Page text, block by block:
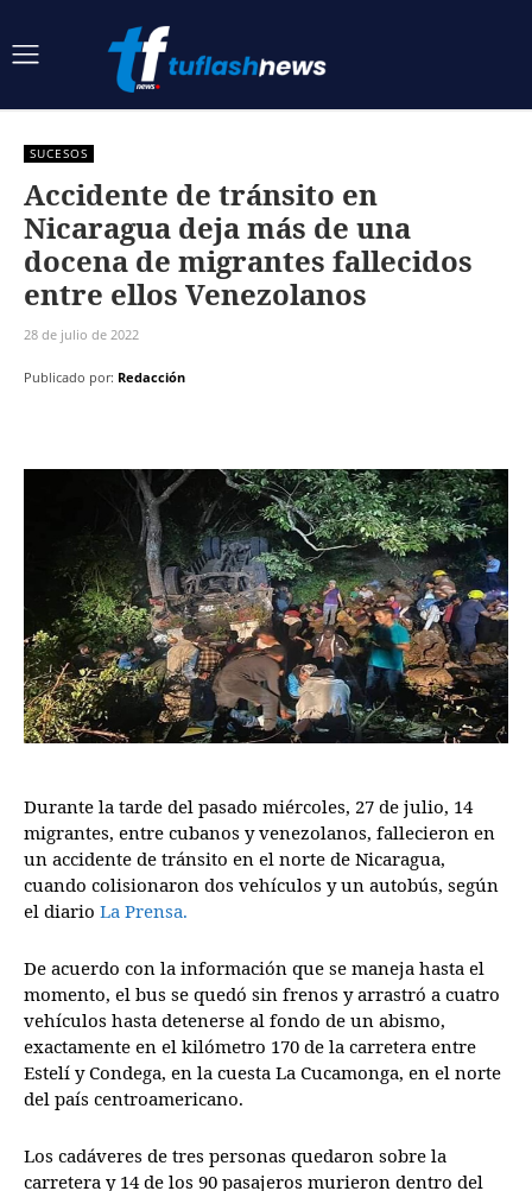
SUCESOS
Accidente de tránsito en
Nicaragua deja más de una
docena de migrantes fallecidos
entre ellos Venezolanos
28 de julio de 2022
Publicado por: Redacción
Durante la tarde del pasado miércoles, 27 de julio, 14
migrantes, entre cubanos y venezolanos, fallecieron en
un accidente de tránsito en el norte de Nicaragua,
cuando colisionaron dos vehículos y un autobús, según
el diario La Prensa.
De acuerdo con la información que se maneja hasta el
momento, el bus se quedó sin frenos y arrastró a cuatro
vehículos hasta detenerse al fondo de un abismo,
exactamente en el kilómetro 170 de la carretera entre
Estelí y Condega, en la cuesta La Cucamonga, en el norte
del país centroamericano.
Los cadáveres de tres personas quedaron sobre la
carretera y 14 de los 90 pasajeros murieron dentro del